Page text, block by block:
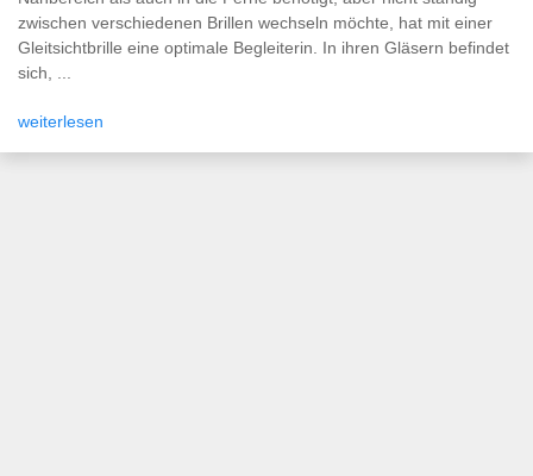
zwischen verschiedenen Brillen wechseln möchte, hat mit einer
Gleitsichtbrille eine optimale Begleiterin. In ihren Gläsern befindet
sich, ...
weiterlesen